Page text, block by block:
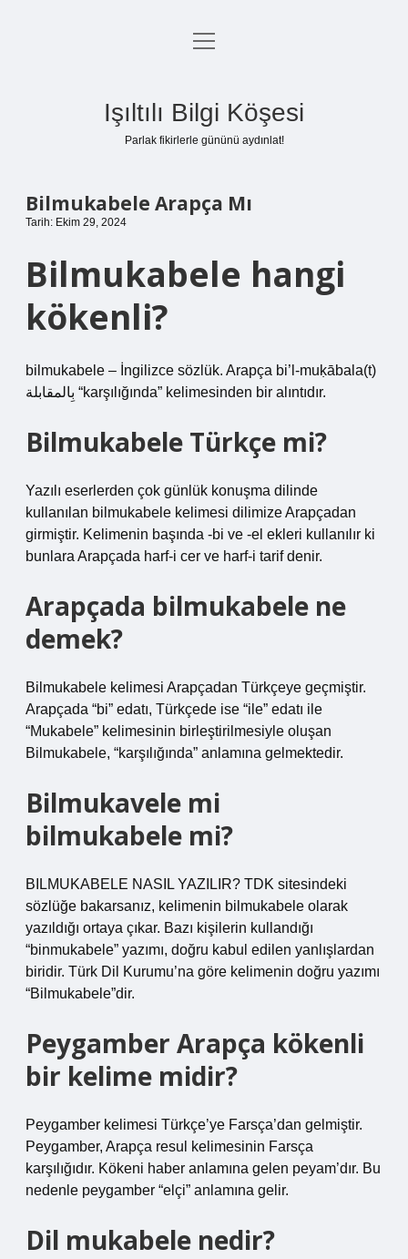
Anasayfa
Yasal Uyarı
menüyü
Işıltılı Bilgi Köşesi
Parlak fikirlerle gününü aydınlat!
Bilmukabele Arapça Mı
Tarih: Ekim 29, 2024
Bilmukabele hangi
kökenli?
bilmukabele – İngilizce sözlük. Arapça bi’l-muḳābala(t)
بِالمقابلة “karşılığında” kelimesinden bir alıntıdır.
Bilmukabele Türkçe mi?
Yazılı eserlerden çok günlük konuşma dilinde
kullanılan bilmukabele kelimesi dilimize Arapçadan
girmiştir. Kelimenin başında -bi ve -el ekleri kullanılır ki
bunlara Arapçada harf-i cer ve harf-i tarif denir.
Arapçada bilmukabele ne
demek?
Bilmukabele kelimesi Arapçadan Türkçeye geçmiştir.
Arapçada “bi” edatı, Türkçede ise “ile” edatı ile
“Mukabele” kelimesinin birleştirilmesiyle oluşan
Bilmukabele, “karşılığında” anlamına gelmektedir.
Bilmukavele mi
bilmukabele mi?
BILMUKABELE NASIL YAZILIR? TDK sitesindeki
sözlüğe bakarsanız, kelimenin bilmukabele olarak
yazıldığı ortaya çıkar. Bazı kişilerin kullandığı
“binmukabele” yazımı, doğru kabul edilen yanlışlardan
biridir. Türk Dil Kurumu’na göre kelimenin doğru yazımı
“Bilmukabele”dir.
Peygamber Arapça kökenli
bir kelime midir?
Peygamber kelimesi Türkçe’ye Farsça’dan gelmiştir.
Peygamber, Arapça resul kelimesinin Farsça
karşılığıdır. Kökeni haber anlamına gelen peyam’dır. Bu
nedenle peygamber “elçi” anlamına gelir.
Dil mukabele nedir?